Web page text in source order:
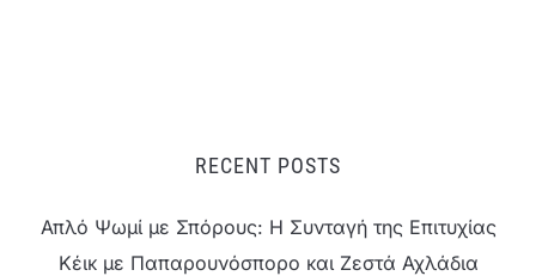
RECENT POSTS
Απλό Ψωμί με Σπόρους: Η Συνταγή της Επιτυχίας
Κέικ με Παπαρουνόσπορο και Ζεστά Αχλάδια